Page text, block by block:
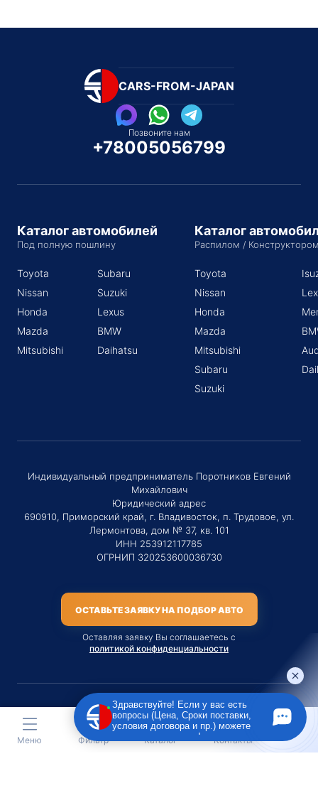
CARS-FROM-JAPAN
Позвоните нам
+78005056799
Каталог автомобилей
Под полную пошлину
Toyota
Nissan
Honda
Mazda
Mitsubishi
Subaru
Suzuki
Lexus
BMW
Daihatsu
Каталог
Распилом /
Toyota
Nissan
Honda
Mazda
Mitsubishi
Subaru
Suzuki
Индивидуальный предприниматель Поротников Евгений
Михайлович
Юридический адрес
690910, Приморский край, г. Владивосток, п. Трудовое, ул.
Лермонтова, дом № 37, кв. 101
ИНН 253912117785
ОГРНИП 320253600036730
ОСТАВЬТЕ ЗАЯВКУ НА ПОДБОР АВТО
Оставляя заявку Вы соглашаетесь с
политикой конфиденциальности
Материалы данного сайта являются публичной офертой
только на услугу сопровождения Агентом приобретения
транспортного средства Клиентом.
Меню Фильтр Каталог Контакты
Здравствуйте! Если у вас есть
вопросы (Цена, Сроки поставки,
условия договора и пр.) можете
задать их мне в чат!